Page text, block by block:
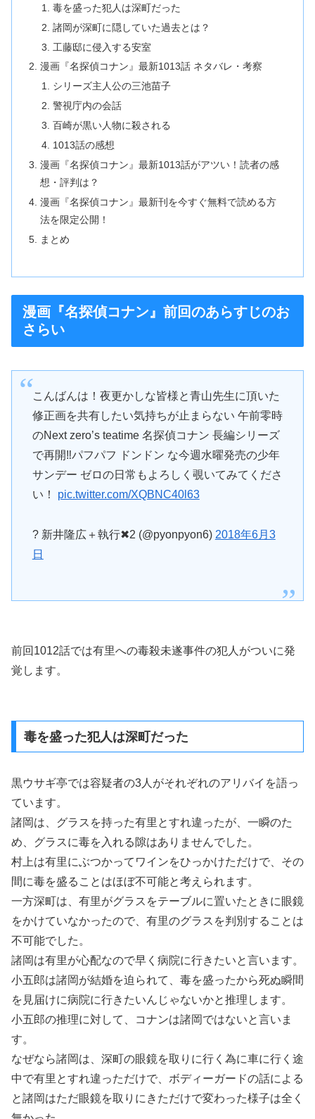
毒を盛った犯人は深町だった
諸岡が深町に隠していた過去とは？
工藤邸に侵入する安室
漫画『名探偵コナン』最新1013話 ネタバレ・考察
シリーズ主人公の三池苗子
警視庁内の会話
百崎が黒い人物に殺される
1013話の感想
漫画『名探偵コナン』最新1013話がアツい！読者の感
想・評判は？
漫画『名探偵コナン』最新刊を今すぐ無料で読める方
法を限定公開！
まとめ
漫画『名探偵コナン』前回のあらすじのお
さらい
こんばんは！夜更かしな皆様と青山先生に頂いた
修正画を共有したい気持ちが止まらない 午前零時
のNext zero’s teatime 名探偵コナン 長編シリーズ
で再開‼パフパフ ドンドン な今週水曜発売の少年
サンデー ゼロの日常もよろしく覗いてみてくださ
い！ pic.twitter.com/XQBNC40l63
? 新井隆広＋執行✖2 (@pyonpyon6) 2018年6月3
日
前回1012話では有里への毒殺未遂事件の犯人がついに発
覚します。
毒を盛った犯人は深町だった
黒ウサギ亭では容疑者の3人がそれぞれのアリバイを語っ
ています。
諸岡は、グラスを持った有里とすれ違ったが、一瞬のた
め、グラスに毒を入れる隙はありませんでした。
村上は有里にぶつかってワインをひっかけただけで、その
間に毒を盛ることはほぼ不可能と考えられます。
一方深町は、有里がグラスをテーブルに置いたときに眼鏡
をかけていなかったので、有里のグラスを判別することは
不可能でした。
諸岡は有里が心配なので早く病院に行きたいと言います。
小五郎は諸岡が結婚を迫られて、毒を盛ったから死ぬ瞬間
を見届けに病院に行きたいんじゃないかと推理します。
小五郎の推理に対して、コナンは諸岡ではないと言いま
す。
なぜなら諸岡は、深町の眼鏡を取りに行く為に車に行く途
中で有里とすれ違っただけで、ボディーガードの話による
と諸岡はただ眼鏡を取りにきただけで変わった様子は全く